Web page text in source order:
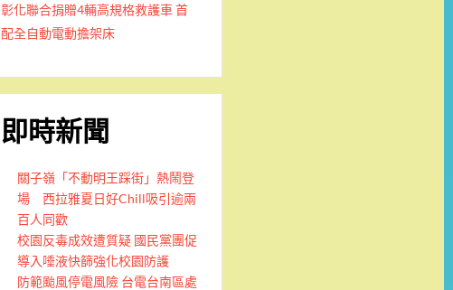
彰化聯合捐贈4輛高規格救護車 首
配全自動電動擔架床
即時新聞
關子嶺「不動明王踩街」熱鬧登
場 西拉雅夏日好Chill吸引逾兩
百人同歡
校園反毒成效遭質疑 國民黨團促
導入唾液快篩強化校園防護
防範颱風停電風險 台電台南區處